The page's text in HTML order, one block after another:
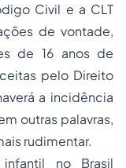
Civil e a CLT
de vontade,
de 16 anos de
pelo Direito
a incidência
outras palavras,
rudimentar.
no Brasil